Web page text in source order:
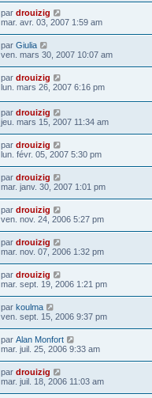
par drouizig
mar. avr. 03, 2007 1:59 am
par Giulia
ven. mars 30, 2007 10:07 am
par drouizig
lun. mars 26, 2007 6:16 pm
par drouizig
jeu. mars 15, 2007 11:34 am
par drouizig
lun. févr. 05, 2007 5:30 pm
par drouizig
mar. janv. 30, 2007 1:01 pm
par drouizig
ven. nov. 24, 2006 5:27 pm
par drouizig
mar. nov. 07, 2006 1:32 pm
par drouizig
mar. sept. 19, 2006 1:21 pm
par koulma
ven. sept. 15, 2006 9:37 pm
par Alan Monfort
mar. juil. 25, 2006 9:33 am
par drouizig
mar. juil. 18, 2006 11:03 am